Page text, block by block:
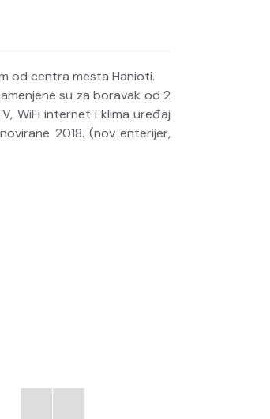
od centra mesta Hanioti.
su za boravak od 2
WiFi internet i klima uređaj
2018. (nov enterijer,